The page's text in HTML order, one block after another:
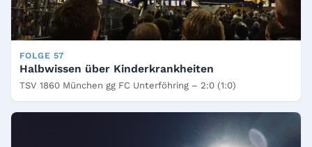
FOLGE 57
Halbwissen über Kinderkrankheiten
TSV 1860 München gg FC Unterföhring – 2:0 (1:0)